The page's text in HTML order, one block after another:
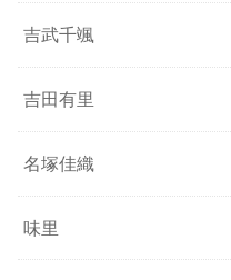
吉武千颯
吉田有里
名塚佳織
味里